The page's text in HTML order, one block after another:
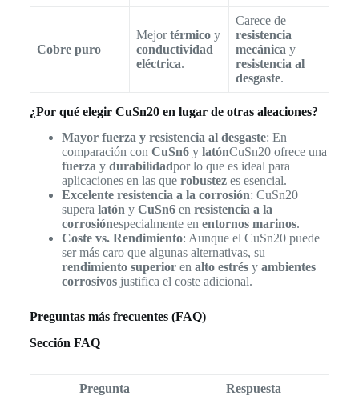
Cobre puro
Mejortérmicoy
conductividad
eléctrica.
Carece de
resistencia
mecánica y
resistencia al
desgaste.
¿Por qué elegir CuSn20 en lugar de otras aleaciones?
Mayor fuerza y resistencia al desgaste: En
comparación con CuSn6y latónCuSn20 ofrece una
fuerzay durabilidadpor lo que es ideal para
aplicaciones en las que robustezes esencial.
Excelente resistencia a la corrosión: CuSn20
supera latóny CuSn6en resistencia a la
corrosiónespecialmente en entornos marinos.
Coste vs. Rendimiento: Aunque el CuSn20 puede
ser más caro que algunas alternativas, su
rendimiento superioren alto estrésy ambientes
corrosivosjustifica el coste adicional.
Preguntas más frecuentes (FAQ)
Sección FAQ
Pregunta Respuesta